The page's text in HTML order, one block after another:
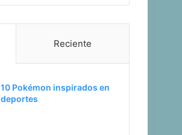
n
e
t
Reciente
10 Pokémon inspirados en
deportes